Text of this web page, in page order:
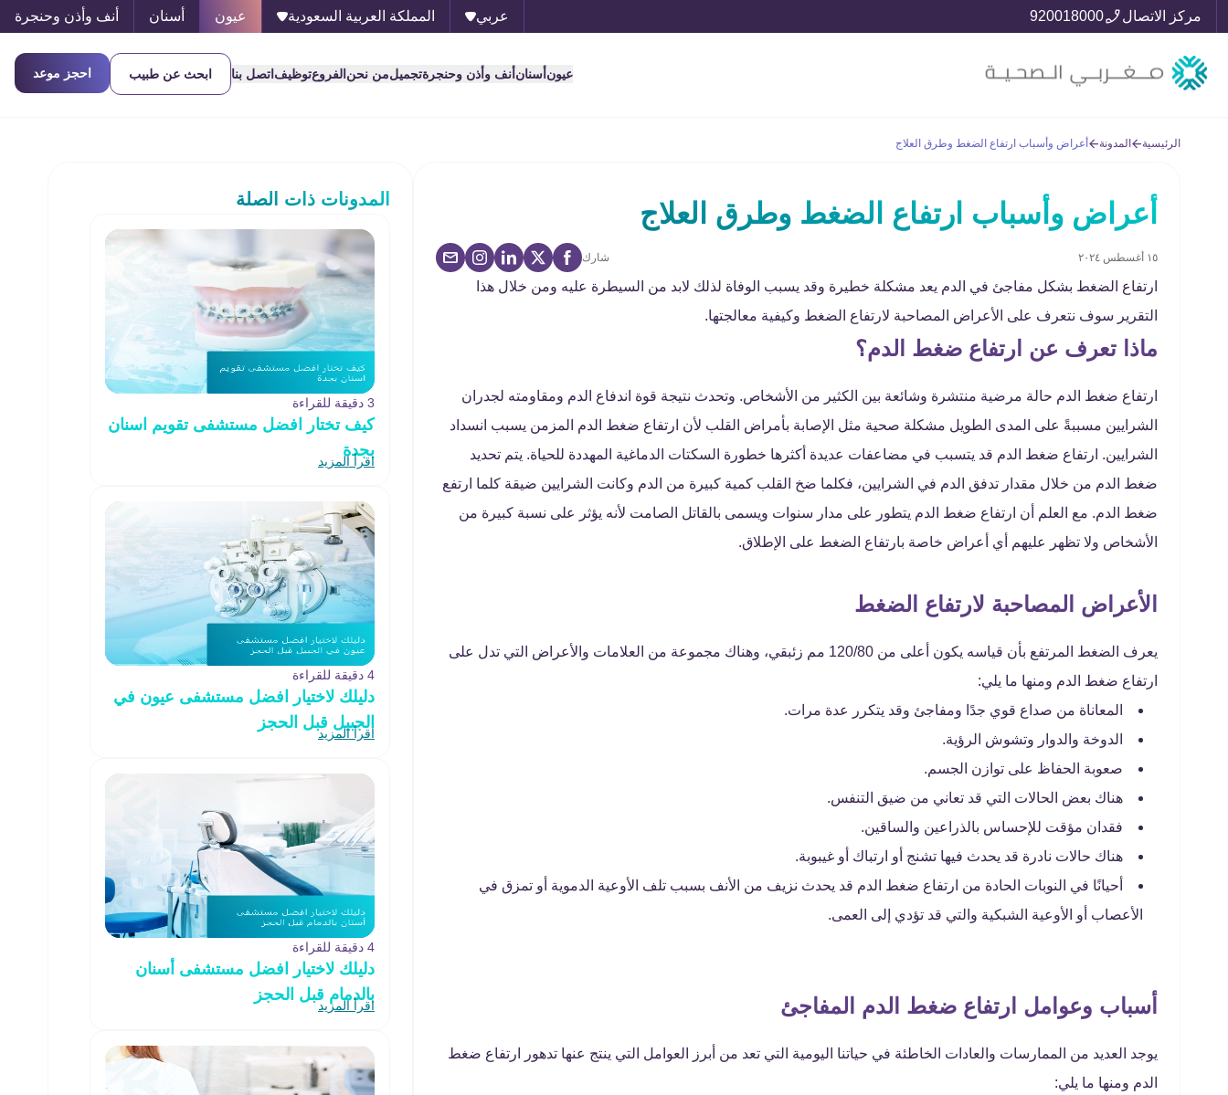
مركز الاتصال 920018000 عربي المملكة العربية السعودية عيون أسنان أنف وأذن وحنجرة
عيون أسنان أنف وأذن وحنجرةتجميلمن نحن الفروعتوظيف اتصل بنا ابحث عن طبيب احجز موعد
الرئيسية المدونة أعراض وأسباب ارتفاع الضغط وطرق العلاج
أعراض وأسباب ارتفاع الضغط وطرق العلاج
١٥ أغسطس ٢٠٢٤ شارك
ارتفاع الضغط بشكل مفاجئ في الدم يعد مشكلة خطيرة وقد يسبب الوفاة لذلك لابد من السيطرة عليه ومن خلال هذا
التقرير سوف نتعرف على الأعراض المصاحبة لارتفاع الضغط وكيفية معالجتها.
ماذا تعرف عن ارتفاع ضغط الدم؟
ارتفاع ضغط الدم حالة مرضية منتشرة وشائعة بين الكثير من الأشخاص. وتحدث نتيجة قوة اندفاع الدم ومقاومته لجدران
الشرايين مسببةً على المدى الطويل مشكلة صحية مثل الإصابة بأمراض القلب لأن ارتفاع ضغط الدم المزمن يسبب انسداد
الشرايين. ارتفاع ضغط الدم قد يتسبب في مضاعفات عديدة أكثرها خطورة السكتات الدماغية المهددة للحياة. يتم تحديد
ضغط الدم من خلال مقدار تدفق الدم في الشرايين، فكلما ضخ القلب كمية كبيرة من الدم وكانت الشرايين ضيقة كلما ارتفع
ضغط الدم. مع العلم أن ارتفاع ضغط الدم يتطور على مدار سنوات ويسمى بالقاتل الصامت لأنه يؤثر على نسبة كبيرة من
الأشخاص ولا تظهر عليهم أي أعراض خاصة بارتفاع الضغط على الإطلاق.
الأعراض المصاحبة لارتفاع الضغط
يعرف الضغط المرتفع بأن قياسه يكون أعلى من 120/80 مم زئبقي، وهناك مجموعة من العلامات والأعراض التي تدل على
ارتفاع ضغط الدم ومنها ما يلي:
المعاناة من صداع قوي جدًا ومفاجئ وقد يتكرر عدة مرات.
الدوخة والدوار وتشوش الرؤية.
صعوبة الحفاظ على توازن الجسم.
هناك بعض الحالات التي قد تعاني من ضيق التنفس.
فقدان مؤقت للإحساس بالذراعين والساقين.
هناك حالات نادرة قد يحدث فيها تشنج أو ارتباك أو غيبوبة.
أحيانًا في النوبات الحادة من ارتفاع ضغط الدم قد يحدث نزيف من الأنف بسبب تلف الأوعية الدموية أو تمزق في
الأعصاب أو الأوعية الشبكية والتي قد تؤدي إلى العمى.
أسباب وعوامل ارتفاع ضغط الدم المفاجئ
يوجد العديد من الممارسات والعادات الخاطئة في حياتنا اليومية التي تعد من أبرز العوامل التي ينتج عنها تدهور ارتفاع ضغط
الدم ومنها ما يلي:
المدونات ذات الصلة
3 دقيقة للقراءة
كيف تختار افضل مستشفى تقويم اسنان
بجدة
اقرأ المزيد
4 دقيقة للقراءة
دليلك لاختيار افضل مستشفى عيون في
الجبيل قبل الحجز
اقرأ المزيد
4 دقيقة للقراءة
دليلك لاختيار افضل مستشفى أسنان
بالدمام قبل الحجز
اقرأ المزيد